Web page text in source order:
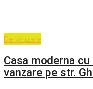
De vânzare
Casa moderna
vanzare pe str.